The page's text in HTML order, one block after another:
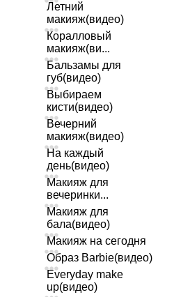
Летний
макияж(видео)
Коралловый
макияж(ви...
Бальзамы для
губ(видео)
Выбираем
кисти(видео)
Вечерний
макияж(видео)
На каждый
день(видео)
Макияж для
вечеринки...
Макияж для
бала(видео)
Макияж на сегодня
Образ Barbie(видео)
Everyday make
up(видео)